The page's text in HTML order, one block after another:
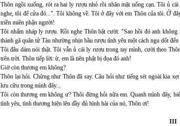
Thôn ngồi xuống, rót ra hai ly rượu nhỏ rồi nhăn mặt uống cạn. Tôi ủ
nghe, tôi để cửa đó...". Tôi không về. Tôi ở đây với em Thôn của tôi. Ở
triền miên phận người!
Tôi nhấm nháp ly rượu. Rồi nghe Thôn bật cười: "Sao hồi đó anh
thành gã quân tử Tàu nhường nhịn bầu rượu tình yêu một cách ngu dốt đến
Tôi đâu dám nói thật. Tôi vẫn ủ cái ly rượu trong tay mình, cười theo
trên trời. Thôn tiếp lời: ừ, em là tiên phật bị đọa đó anh!
Giờ còn thương em không?
Thôn lại hỏi. Chừng như Thôn đã say. Câu hỏi như tiếng sét ngoài kia
lưu cữu trong mình đây...
Tôi còn thương em không ư? Thôi đừng hỏi nữa em. Quanh mình đây,
tình yêu, tình thương hiện lên đầy đủ hình hài của nó, Thôn ơi!
III